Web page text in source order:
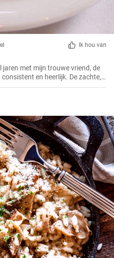
Ik hou van
jaren met mijn trouwe vriend, de
en heerlijk. De zachte,
en de eenvoudige maar